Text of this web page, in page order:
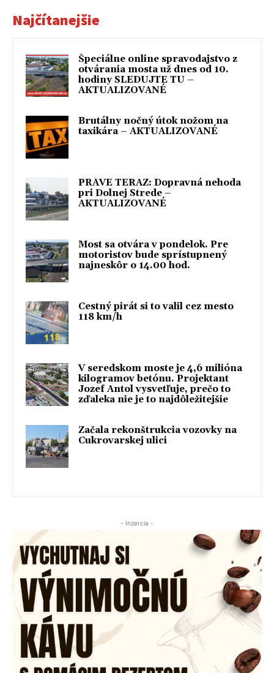
Najčítanejšie
Špeciálne online spravodajstvo z
otvárania mosta už dnes od 10.
hodiny SLEDUJTE TU –
AKTUALIZOVANÉ
Brutálny nočný útok nožom na
taxikára – AKTUALIZOVANÉ
PRÁVE TERAZ: Dopravná nehoda
pri Dolnej Strede –
AKTUALIZOVANÉ
Most sa otvára v pondelok. Pre
motoristov bude sprístupnený
najneskôr o 14.00 hod.
Cestný pirát si to valil cez mesto
118 km/h
V seredskom moste je 4,6 milióna
kilogramov betónu. Projektant
Jozef Antol vysvetľuje, prečo to
zďaleka nie je to najdôležitejšie
Začala rekonštrukcia vozovky na
Cukrovarskej ulici
- Inzercia -